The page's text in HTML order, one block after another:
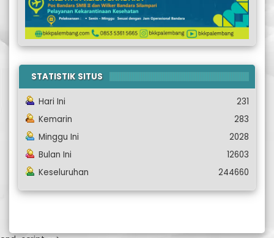
STATISTIK SITUS
Hari Ini
231
Kemarin
283
Minggu Ini
2028
Bulan Ini
12603
Keseluruhan
244660